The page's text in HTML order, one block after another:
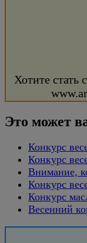
Хотите стать
Это может
Конкурс
Конкурс
Внимание,
Конкурс
Конкурс
Весенний